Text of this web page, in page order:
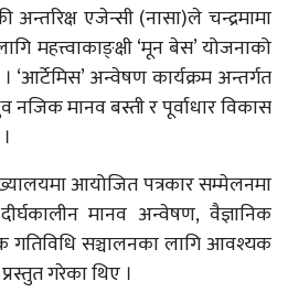
एजेन्सी (नासा)ले चन्द्रमामा
महत्त्वाकाङ्क्षी ‘मून बेस’ योजनाको
अन्वेषण कार्यक्रम अन्तर्गत
नजिक मानव बस्ती र पूर्वाधार विकास
आयोजित पत्रकार सम्मेलनमा
मानव अन्वेषण, वैज्ञानिक
गतिविधि सञ्चालनका लागि आवश्यक
प्रस्तुत गरेका थिए ।